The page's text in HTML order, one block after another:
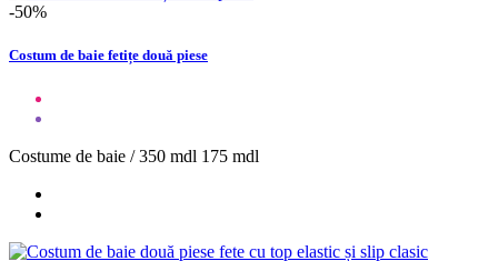
-50%
Costum de baie fetițe două piese
Costume de baie /350 mdl 175 mdl